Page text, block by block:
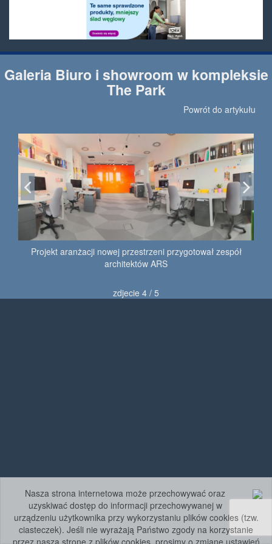
Nasza strona internetowa może przechowywać oraz
uzyskiwać dostęp do informacji przechowywanej w
urządzeniu użytkownika przy wykorzystaniu plików cookies (tzw.
ciasteczek). Jeśli nie wyrażają Państwo zgody na korzystanie
przez naszą stronę z plików cookies, prosimy o zmianę ustawień
Galeria Biuro i showroom w kompleksie
The Park
Powrót do artykułu
Projekt aranżacji nowej przestrzeni przygotował zespół
architektów ARS
zdjecie 4 / 5